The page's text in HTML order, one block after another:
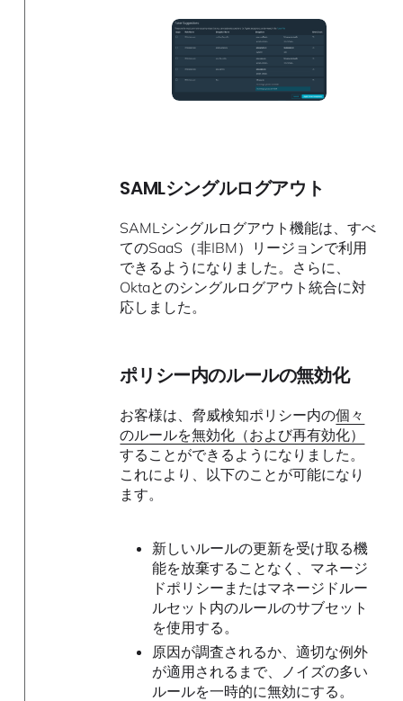
SAMLシングルログアウト
SAMLシングルログアウト機能は、すべ
てのSaaS（非IBM）リージョンで利用
できるようになりました。さらに、
Oktaとのシングルログアウト統合に対
応しました。
ポリシー内のルールの無効化
お客様は、脅威検知ポリシー内の個々
のルールを無効化（および再有効化）
することができるようになりました。
これにより、以下のことが可能になり
ます。
新しいルールの更新を受け取る機
能を放棄することなく、マネージ
ドポリシーまたはマネージドルー
ルセット内のルールのサブセット
を使用する。
原因が調査されるか、適切な例外
が適用されるまで、ノイズの多い
ルールを一時的に無効にする。